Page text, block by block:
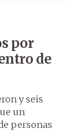
por
de
y seis
un
personas